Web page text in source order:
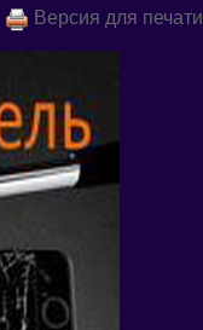
Версия для печати